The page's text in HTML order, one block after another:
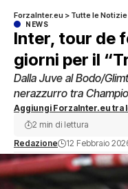
ForzaInter.eu > Tutte le Notizie
NEWS
Inter, tour de
giorni per il
Dalla Juve al Bodo/
nerazzurro tra
Aggiungi ForzaInter.eu tra
Redazione 12 Febbraio
2 min di lettura